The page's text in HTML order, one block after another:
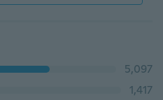
5,097
1,417